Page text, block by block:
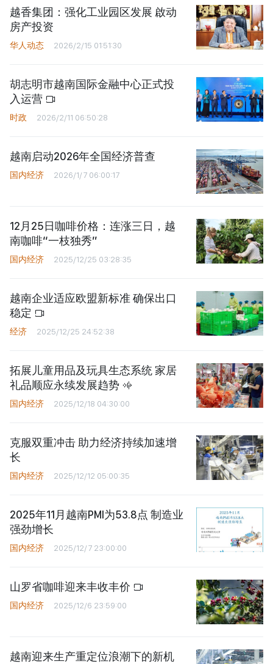
越香集团：强化工业园区发展 啟动
房产投资
华人动态 2026/2/15 01:51:30
胡志明市越南国际金融中心正式投
入运营
时政 2026/2/11 06:50:28
越南启动2026年全国经济普查
国内经济 2026/1/7 06:00:17
12月25日咖啡价格：连涨三日，越
南咖啡“一枝独秀”
国内经济 2025/12/25 03:28:35
越南企业适应欧盟新标准 确保出口
稳定
经济 2025/12/25 24:52:38
拓展儿童用品及玩具生态系统 家居
礼品顺应永续发展趋势
国内经济 2025/12/18 04:30:00
克服双重冲击 助力经济持续加速增
长
国内经济 2025/12/12 05:00:35
2025年11月越南PMI为53.8点 制造业
强劲增长
国内经济 2025/12/7 23:00:00
山罗省咖啡迎来丰收丰价
国内经济 2025/12/6 23:59:00
越南迎来生产重定位浪潮下的新机